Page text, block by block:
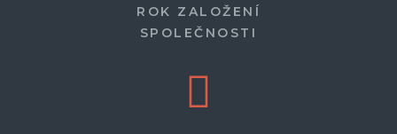
ROK ZALOŽENÍ
SPOLEČNOSTI